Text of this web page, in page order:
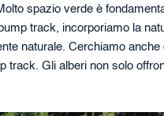
spazio verde è
track, incorporiamo la
naturale. Cerchiamo anche
track. Gli alberi non solo